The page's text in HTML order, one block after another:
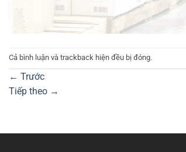
Cả bình luận và trackback hiện đều bị đóng.
← Trước
Tiếp theo →